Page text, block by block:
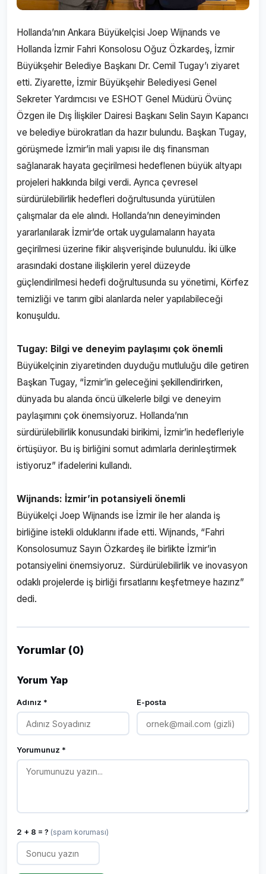
Hollanda’nın Ankara Büyükelçisi Joep Wijnands ve
Hollanda İzmir Fahri Konsolosu Oğuz Özkardeş, İzmir
Büyükşehir Belediye Başkanı Dr. Cemil Tugay’ı ziyaret
etti. Ziyarette, İzmir Büyükşehir Belediyesi Genel
Sekreter Yardımcısı ve ESHOT Genel Müdürü Övünç
Özgen ile Dış İlişkiler Dairesi Başkanı Selin Sayın Kapancı
ve belediye bürokratları da hazır bulundu. Başkan Tugay,
görüşmede İzmir’in mali yapısı ile dış finansman
sağlanarak hayata geçirilmesi hedeflenen büyük altyapı
projeleri hakkında bilgi verdi. Ayrıca çevresel
sürdürülebilirlik hedefleri doğrultusunda yürütülen
çalışmalar da ele alındı. Hollanda’nın deneyiminden
yararlanılarak İzmir’de ortak uygulamaların hayata
geçirilmesi üzerine fikir alışverişinde bulunuldu. İki ülke
arasındaki dostane ilişkilerin yerel düzeyde
güçlendirilmesi hedefi doğrultusunda su yönetimi, Körfez
temizliği ve tarım gibi alanlarda neler yapılabileceği
konuşuldu.
Tugay: Bilgi ve deneyim paylaşımı çok önemli
Büyükelçinin ziyaretinden duyduğu mutluluğu dile getiren
Başkan Tugay, “İzmir’in geleceğini şekillendirirken,
dünyada bu alanda öncü ülkelerle bilgi ve deneyim
paylaşımını çok önemsiyoruz. Hollanda’nın
sürdürülebilirlik konusundaki birikimi, İzmir’in hedefleriyle
örtüşüyor. Bu iş birliğini somut adımlarla derinleştirmek
istiyoruz” ifadelerini kullandı.
Wijnands: İzmir’in potansiyeli önemli
Büyükelçi Joep Wijnands ise İzmir ile her alanda iş
birliğine istekli olduklarını ifade etti. Wijnands, “Fahri
Konsolosumuz Sayın Özkardeş ile birlikte İzmir’in
potansiyelini önemsiyoruz. Sürdürülebilirlik ve inovasyon
odaklı projelerde iş birliği fırsatlarını keşfetmeye hazırız”
dedi.
Yorumlar (0)
Yorum Yap
Adınız * E-posta
Yorumunuz *
2 + 8 = ? (spam koruması)